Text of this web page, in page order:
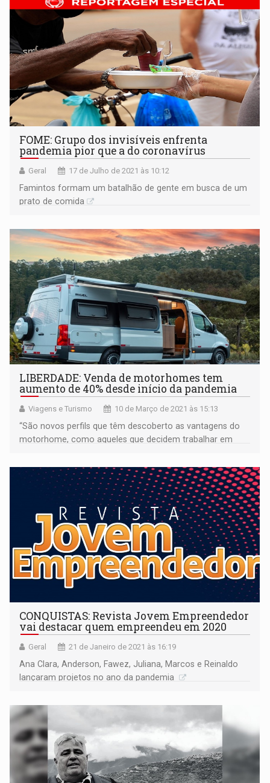
FOME: Grupo dos invisíveis enfrenta
pandemia pior que a do coronavírus
Geral 17 de Julho de 2021 às 10:12
Famintos formam um batalhão de gente em busca de um
prato de comida
LIBERDADE: Venda de motorhomes tem
aumento de 40% desde início da pandemia
Viagens e Turismo 10 de Março de 2021 às 15:13
“São novos perfils que têm descoberto as vantagens do
motorhome, como aqueles que decidem trabalhar em
CONQUISTAS: Revista Jovem Empreendedor
vai destacar quem empreendeu em 2020
Geral 21 de Janeiro de 2021 às 16:19
Ana Clara, Anderson, Fawez, Juliana, Marcos e Reinaldo
lançaram projetos no ano da pandemia